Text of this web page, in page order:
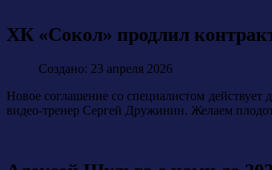
ХК «Сокол» продлил
Создано: 23 апреля 2026
Новое соглашение со специалистом
видео-тренер Сергей Дружинин. Желаем